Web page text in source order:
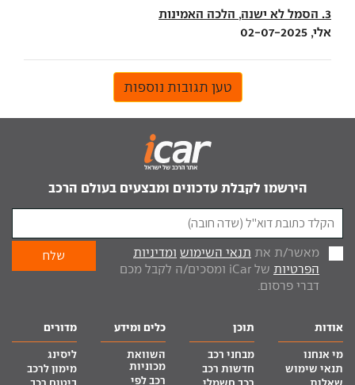
3. הסמל לא ישנה, הלכה האמינות
אלי, 02-07-2025
טען תגובות נוספות
הירשמו לקבלת עדכונים ומבצעים בעולם הרכב
מאשר/ת את תנאי השימוש ומדיניות
הפרטיות
של iCar ומסכים/ה לקבל מכם
דברי פרסום.
אודות
מי אנחנו
תנאי שימוש
תוכן
מבחני רכב
חדשות רכב
כלים ומידע
השוואת
מכוניות
רכב לפי
מדורים
ליסינג
מימון לרכב